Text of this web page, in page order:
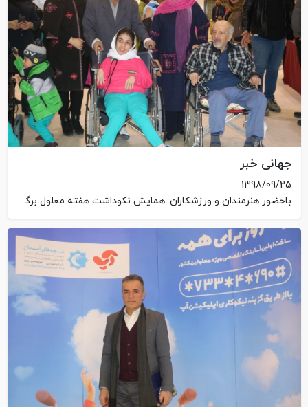
جهانی خبر
1398/09/25
باحضور هنرمندان و ورزشکاران: همایش نکوداشت هفته معلول برگزار شد